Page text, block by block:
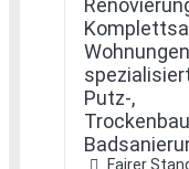
Putz-
Fairer